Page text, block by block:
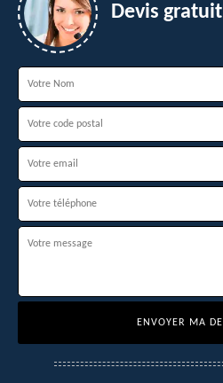
Devis gratuit